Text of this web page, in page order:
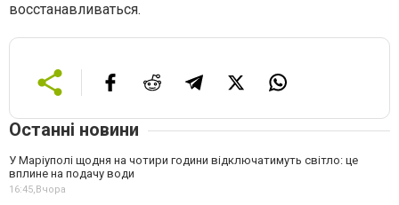
восстанавливаться.
Останні новини
У Маріуполі щодня на чотири години відключатимуть світло: це
вплине на подачу води
16:45,Вчора